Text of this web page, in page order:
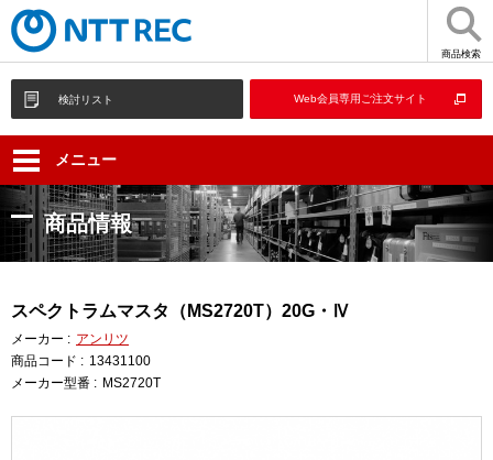
商品検索
検討リスト Web会員専用ご注文サイト
メニュー
商品情報
スペクトラムマスタ（MS2720T）20G・Ⅳ
メーカー : アンリツ
商品コード : 13431100
メーカー型番 : MS2720T